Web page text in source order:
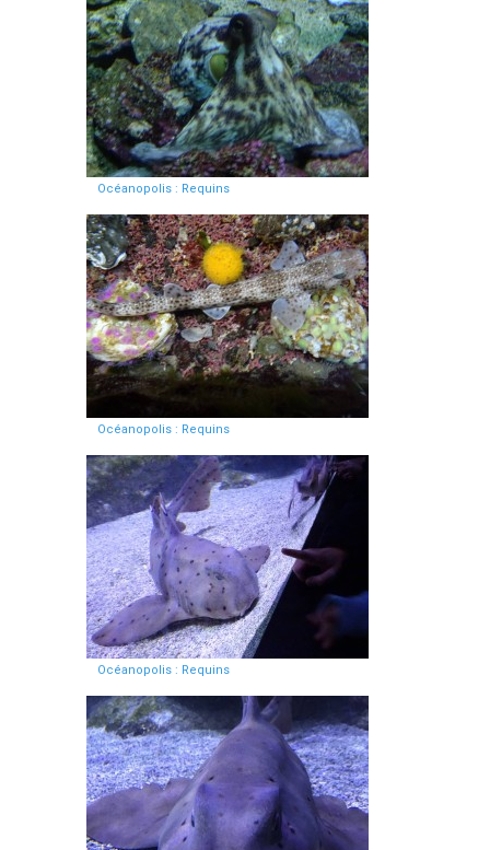
Océanopolis : Requins
Océanopolis : Requins
Océanopolis : Requins